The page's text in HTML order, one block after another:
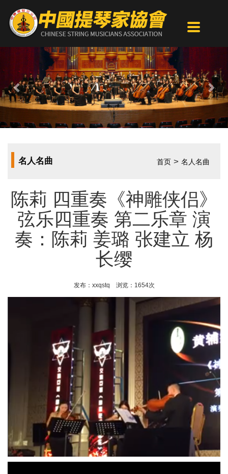
Previous
名人名曲 首页 >名人名曲
陈莉 四重奏《神雕侠侣》
弦乐四重奏 第二乐章 演
奏：陈莉 姜璐 张建立 杨
长缨
发布：xxqstq 浏览：1654次